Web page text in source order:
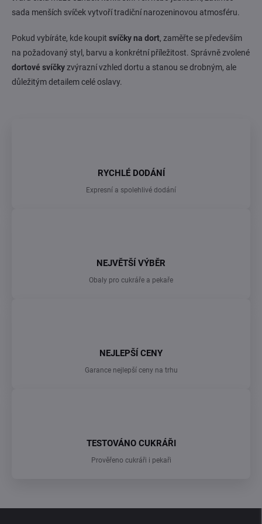
sada menších svíček vytvoří tradiční narozeninovou atmosféru.
Pokud vybíráte, kde koupit svíčky na dort, zaměřte se především
na požadovaný styl, barvu a konkrétní příležitost. Správně zvolené
dortové svíčkyzvýrazní vzhled dortu a stanou se drobným, ale
důležitým detailem celé oslavy.
RYCHLÉ DODÁNÍ
Expresní a spolehlivé dodání
NEJVĚTŠÍ VÝBĚR
Obaly pro cukráře a pekaře
NEJLEPŠÍ CENY
Garance nejlepší ceny na trhu
TESTOVÁNO CUKRÁŘI
Prověřeno cukráři i pekaři